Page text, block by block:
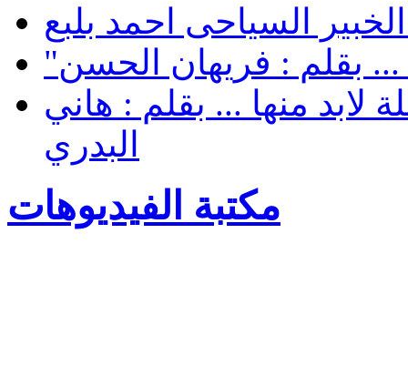
السياحى احمد بلبع
بقلم : فريهان الحسن
لابد منها ... بقلم : هاني
البدري
مكتبة الفيديوهات